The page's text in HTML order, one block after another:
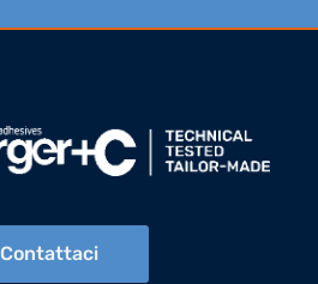
Contattaci